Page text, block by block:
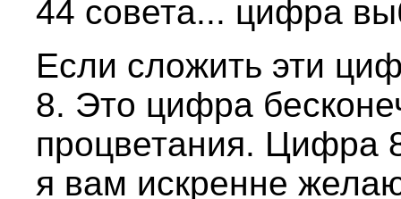
44 совета... цифра
Если сложить эти
8. Это цифра
процветания. Цифра
я вам искренне